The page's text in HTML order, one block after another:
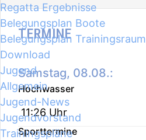
Regatta Ergebnisse
Belegungsplan Boote
Belegungsplan Trainingsraum
Download
Jugend
Allgemein
Jugend-News
Jugendvorstand
Trainingspläne
TERMINE
Samstag, 08.08.:
Hochwasser
11:26 Uhr
Sporttermine